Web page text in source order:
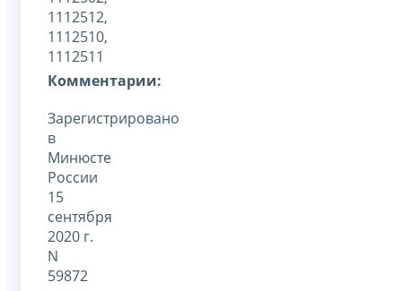
1112512,
1112510,
1112511
Комментарии:
Зарегистрировано
в
Минюсте
России
15
сентября
2020 г.
N
59872